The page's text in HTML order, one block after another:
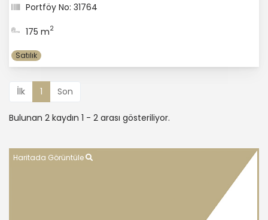
Portföy No: 31764
175 m2
Satılık
İlk 1 Son
Bulunan 2 kaydın 1 - 2 arası gösteriliyor.
Haritada Görüntüle